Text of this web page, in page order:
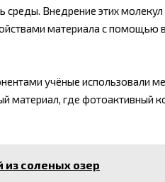
среды. Внедрение этих молекул
материала с помощью
учёные использовали
материал, где фотоактивный
из соленых озер